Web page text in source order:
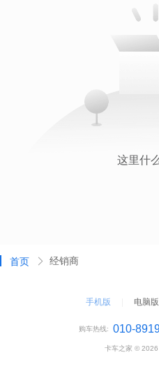
首页 经销商
手机版 电脑版
购车热线: 010-
卡车之家 © 2026